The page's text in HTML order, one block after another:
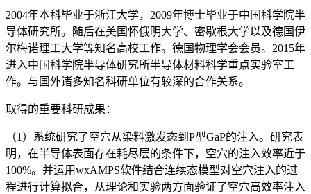
2004年本科毕业于浙江大学，2009年博士毕业于中国科学院半
导体研究所。随后在美国怀俄明大学、密歇根大学以及德国伊
尔梅诺理工大学等知名高校工作。德国物理学会会员。2015年
进入中国科学院半导体研究所半导体材料科学重点实验室工
作。与国外诸多知名科研单位有较深的合作关系。
取得的重要科研成果：
（1）系统研究了空穴从染料激发态到P型GaP的注入。研究表
明，在半导体表面存在耗尽层的条件下，空穴的注入效率近于
100%。并运用wxAMPS软件结合连续态模型对空穴注入的过
程进行计算拟合，从理论和实验两方面验证了空穴高效率注入